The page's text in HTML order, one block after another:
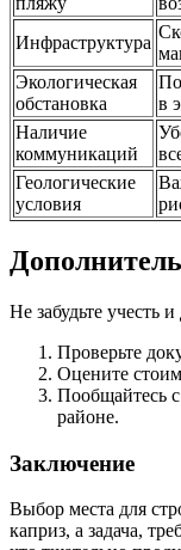
Инфраструктура
Экологическая
обстановка
в
Наличие
коммуникаций
Геологические
условия
Не забудьте учесть
Проверьте
Оцените
Пообщайтесь
районе.
Заключение
Выбор места для
каприз, а задача,